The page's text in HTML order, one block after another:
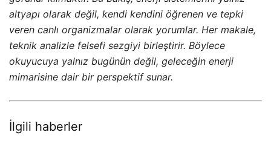
altyapı olarak değil, kendi kendini öğrenen ve tepki
veren canlı organizmalar olarak yorumlar. Her makale,
teknik analizle felsefi sezgiyi birleştirir. Böylece
okuyucuya yalnız bugünün değil, geleceğin enerji
mimarisine dair bir perspektif sunar.
İlgili haberler